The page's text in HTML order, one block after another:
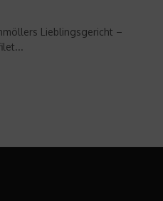
Lieblingsgericht –